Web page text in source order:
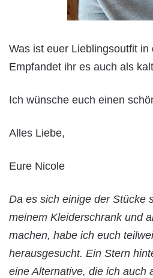
Was ist euer Lieblingsoutfit in
Empfandet ihr es auch als
Ich wünsche euch einen
Alles Liebe,
Eure Nicole
Da es sich einige der Stücke
meinem Kleiderschrank und
machen, habe ich euch
herausgesucht. Ein Stern
eine Alternative, die ich auch